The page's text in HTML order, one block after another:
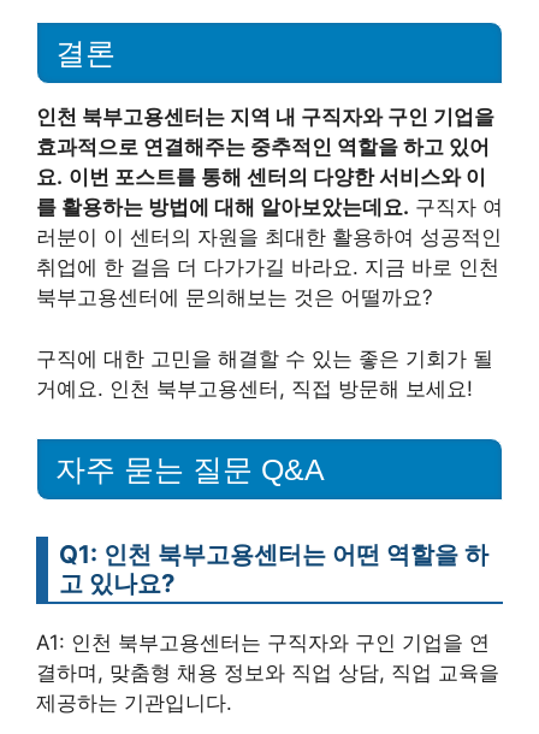
결론
인천 북부고용센터는 지역 내 구직자와 구인 기업을
효과적으로 연결해주는 중추적인 역할을 하고 있어
요. 이번 포스트를 통해 센터의 다양한 서비스와 이
를 활용하는 방법에 대해 알아보았는데요. 구직자 여
러분이 이 센터의 자원을 최대한 활용하여 성공적인
취업에 한 걸음 더 다가가길 바라요. 지금 바로 인천
북부고용센터에 문의해보는 것은 어떨까요?
구직에 대한 고민을 해결할 수 있는 좋은 기회가 될
거예요. 인천 북부고용센터, 직접 방문해 보세요!
자주 묻는 질문 Q&A
Q1: 인천 북부고용센터는 어떤 역할을 하
고 있나요?
A1: 인천 북부고용센터는 구직자와 구인 기업을 연
결하며, 맞춤형 채용 정보와 직업 상담, 직업 교육을
제공하는 기관입니다.